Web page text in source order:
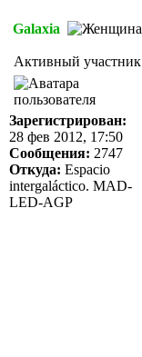
Galaxia
Активный участник
Зарегистрирован:
28 фев 2012, 17:50
Сообщения: 2747
Откуда: Espacio
intergaláctico. MAD-
LED-AGP